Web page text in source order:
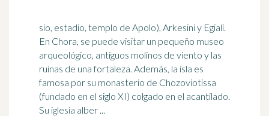
sio, estadio, templo de Apolo), Arkesini y Egiali.
En Chora, se puede visitar un pequeño museo
arqueológico, antiguos molinos de viento y las
ruinas de una fortaleza. Además, la isla es
famosa por su monasterio de Chozoviotissa
(fundado en el siglo XI) colgado en el acantilado.
Su iglesia alber ...